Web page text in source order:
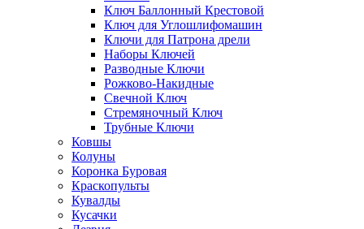
Ключ Баллонный Крестовой
Ключ для Углошлифомашин
Ключи для Патрона дрели
Наборы Ключей
Разводные Ключи
Рожково-Накидные
Свечной Ключ
Стремяночный Ключ
Трубные Ключи
Ковшы
Колуны
Коронка Буровая
Краскопульты
Кувалды
Кусачки